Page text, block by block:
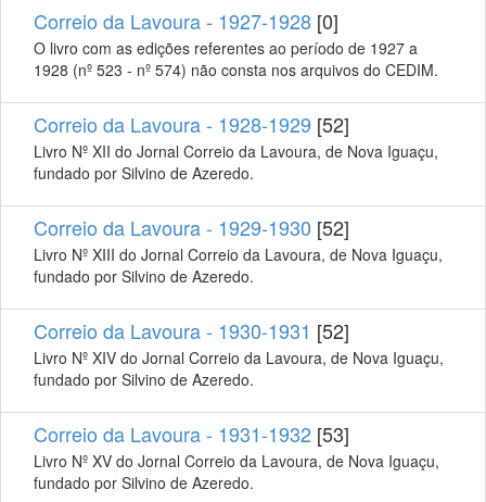
Correio da Lavoura - 1927-1928 [0]
O livro com as edições referentes ao período de 1927 a
1928 (nº 523 - nº 574) não consta nos arquivos do CEDIM.
Correio da Lavoura - 1928-1929 [52]
Livro Nº XII do Jornal Correio da Lavoura, de Nova Iguaçu,
fundado por Silvino de Azeredo.
Correio da Lavoura - 1929-1930 [52]
Livro Nº XIII do Jornal Correio da Lavoura, de Nova Iguaçu,
fundado por Silvino de Azeredo.
Correio da Lavoura - 1930-1931 [52]
Livro Nº XIV do Jornal Correio da Lavoura, de Nova Iguaçu,
fundado por Silvino de Azeredo.
Correio da Lavoura - 1931-1932 [53]
Livro Nº XV do Jornal Correio da Lavoura, de Nova Iguaçu,
fundado por Silvino de Azeredo.